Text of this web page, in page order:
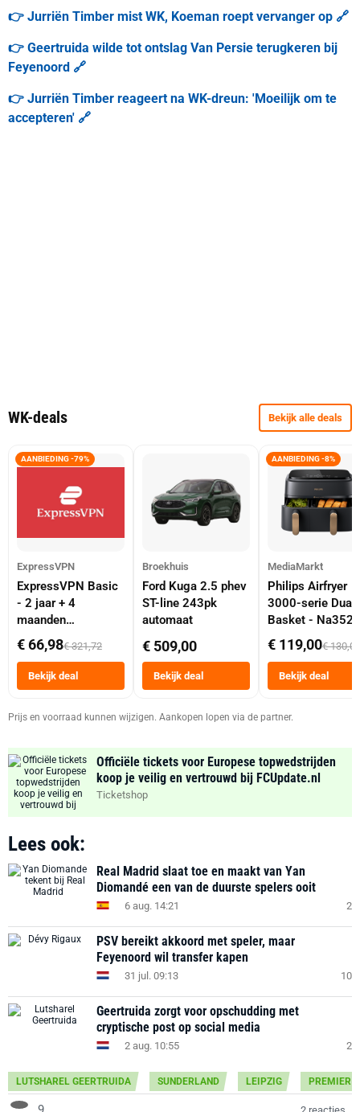
👉 Jurriën Timber mist WK, Koeman roept vervanger op 🔗
👉 Geertruida wilde tot ontslag Van Persie terugkeren bij
Feyenoord 🔗
👉 Jurriën Timber reageert na WK-dreun: 'Moeilijk om te
accepteren' 🔗
WK-deals Bekijk alle deals
AANBIEDING -79%
ExpressVPN
ExpressVPN Basic
- 2 jaar + 4
maanden
abonnement
€ 66,98€ 321,72
Bekijk deal
Broekhuis
Ford Kuga 2.5 phev
ST-line 243pk
automaat
€ 509,00
Bekijk deal
AANBIEDING -8%
MediaMarkt
Philips Airfryer
3000-serie Dual
Basket -
Dubbele Mand 9
Tot 6 Personen
Heteluchtfriteuse
Zwart
€ 119,00€ 130,00
Bekijk deal
Prijs en voorraad kunnen wijzigen. Aankopen lopen via de partner.
Officiële tickets voor Europese topwedstrijden
koop je veilig en vertrouwd bij FCUpdate.nl
Ticketshop
Lees ook:
Real Madrid slaat toe en maakt van Yan
Diomandé een van de duurste spelers ooit
6 aug. 14:21 2
PSV bereikt akkoord met speler, maar
Feyenoord wil transfer kapen
31 jul. 09:13 10
Geertruida zorgt voor opschudding met
cryptische post op social media
2 aug. 10:55 2
LUTSHAREL GEERTRUIDA SUNDERLAND LEIPZIG PREMIER